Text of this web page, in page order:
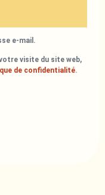
e-mail.
visite du site web,
de confidentialité.